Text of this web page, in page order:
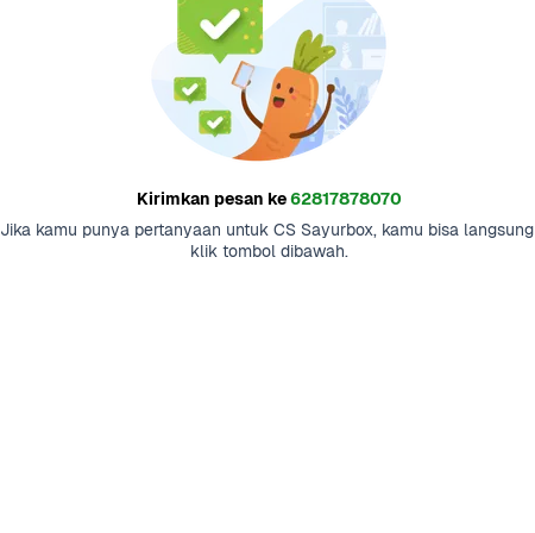
Kirimkan pesan ke62817878070
Jika kamu punya pertanyaan untuk CS Sayurbox, kamu bisa langsung
klik tombol dibawah.